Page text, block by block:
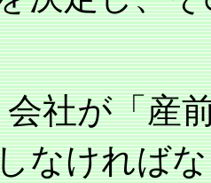
社が「産
なければ